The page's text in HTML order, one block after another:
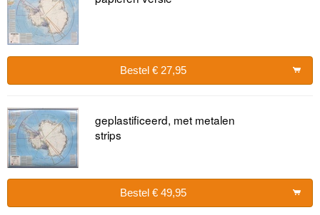
Bestel € 27,95
geplastificeerd, met metalen
strips
Bestel € 49,95